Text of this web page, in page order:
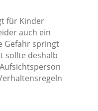
für Kinder
auch ein
Gefahr springt
sollte deshalb